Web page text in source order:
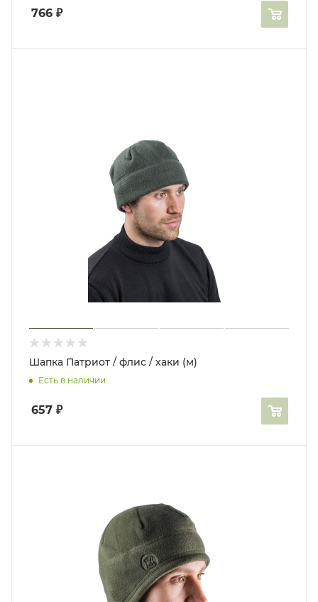
766 ₽
Шапка Патриот / флис / хаки (м)
Есть в наличии
657 ₽